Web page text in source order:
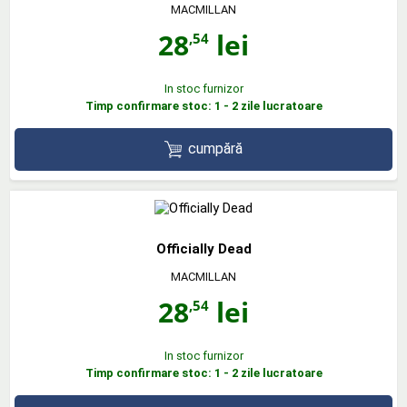
MACMILLAN
28,54 lei
In stoc furnizor
Timp confirmare stoc: 1 - 2 zile lucratoare
cumpără
Officially Dead
MACMILLAN
28,54 lei
In stoc furnizor
Timp confirmare stoc: 1 - 2 zile lucratoare